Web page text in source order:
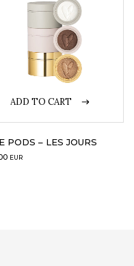
ADD TO CART
PODS – LES JOURS
EUR